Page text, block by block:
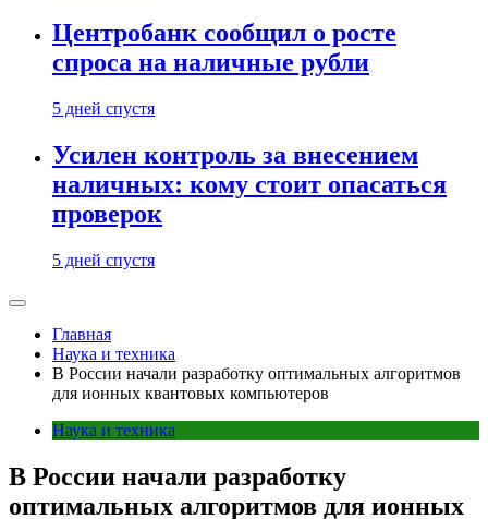
Центробанк сообщил о росте
спроса на наличные рубли
5 дней спустя
Усилен контроль за внесением
наличных: кому стоит опасаться
проверок
5 дней спустя
Главная
Наука и техника
В России начали разработку оптимальных алгоритмов
для ионных квантовых компьютеров
Наука и техника
В России начали разработку
оптимальных алгоритмов для ионных